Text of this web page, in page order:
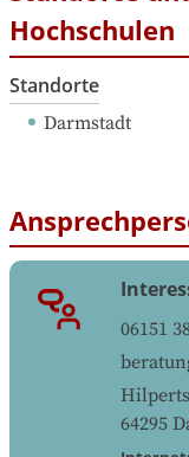
Hochschulen
Standorte
Darmstadt
06151
64295